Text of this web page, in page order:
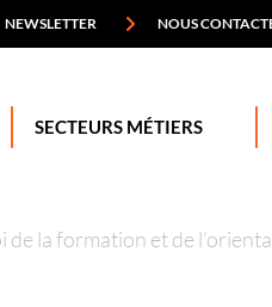
NEWSLETTER NOUS
SECTEURS MÉTIERS
de la formation et de